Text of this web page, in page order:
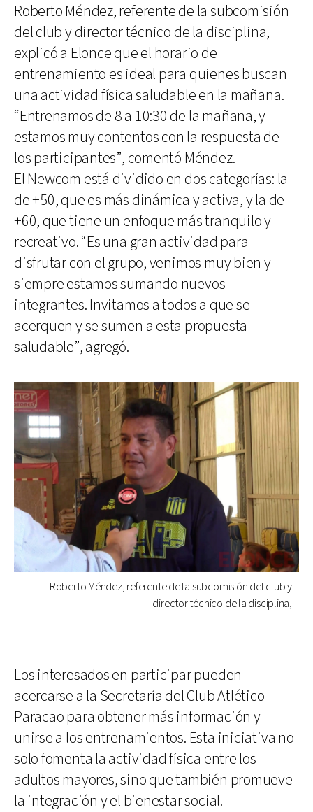
Roberto Méndez, referente de la subcomisión
del club y director técnico de la disciplina,
explicó a Elonce que el horario de
entrenamiento es ideal para quienes buscan
una actividad física saludable en la mañana.
“Entrenamos de 8 a 10:30 de la mañana, y
estamos muy contentos con la respuesta de
los participantes”, comentó Méndez.
El Newcom está dividido en dos categorías: la
de +50, que es más dinámica y activa, y la de
+60, que tiene un enfoque más tranquilo y
recreativo. “Es una gran actividad para
disfrutar con el grupo, venimos muy bien y
siempre estamos sumando nuevos
integrantes. Invitamos a todos a que se
acerquen y se sumen a esta propuesta
saludable”, agregó.
Roberto Méndez, referente de la subcomisión del club y
director técnico de la disciplina,
Los interesados en participar pueden
acercarse a la Secretaría del Club Atlético
Paracao para obtener más información y
unirse a los entrenamientos. Esta iniciativa no
solo fomenta la actividad física entre los
adultos mayores, sino que también promueve
la integración y el bienestar social.